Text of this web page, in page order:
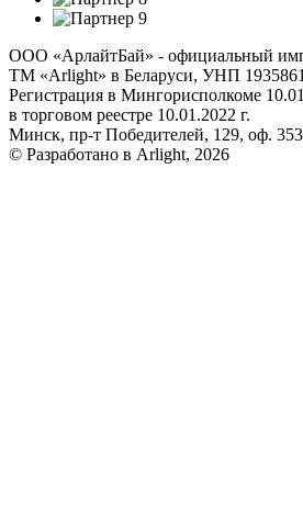
ООО «АрлайтБай» - официальный
ТМ «Arlight» в Беларуси, УНП
Регистрация в Мингорисполкоме
в торговом реестре 10.01.2022 г.
Минск, пр-т Победителей, 129, оф. 353
© Разработано в Arlight, 2026